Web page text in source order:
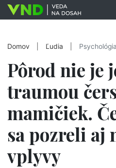
Domov Ľudia
Pôrod nie je
traumou
mamičiek.
sa pozreli aj
vplyvy